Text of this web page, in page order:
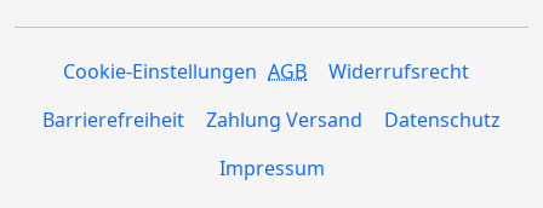
Cookie-Einstellungen AGB
Widerrufsrecht
Barrierefreiheit
Zahlung Versand
Datenschutz
Impressum